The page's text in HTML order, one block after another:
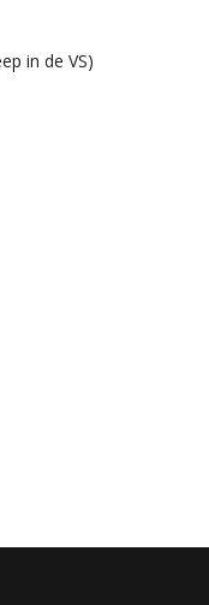
in de VS)